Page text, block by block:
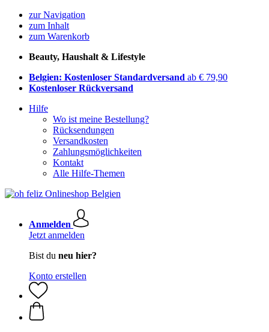
zur Navigation
zum Inhalt
zum Warenkorb
Beauty, Haushalt & Lifestyle
Belgien: Kostenloser Standardversand ab € 79,90
Kostenloser Rückversand
Hilfe
Wo ist meine Bestellung?
Rücksendungen
Versandkosten
Zahlungsmöglichkeiten
Kontakt
Alle Hilfe-Themen
Anmelden
Jetzt anmelden
Bist du neu hier?
Konto erstellen